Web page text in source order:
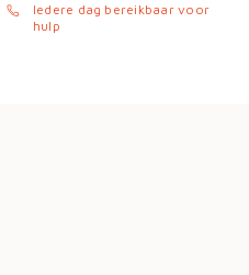
Iedere dag bereikbaar voor
hulp